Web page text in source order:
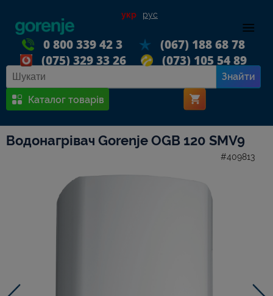
укр рус
0 800 339 42 3
(067) 188 68 78
(075) 329 33 26
(073) 105 54 89
Каталог товарів
Знайти
Водонагрівач Gorenje OGB 120 SMV9
#409813